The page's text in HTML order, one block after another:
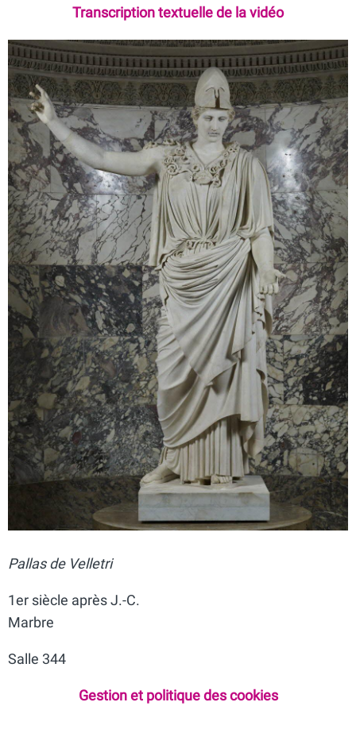
Transcription textuelle de la vidéo
Pallas de Velletri
1er siècle après J.-C.
Marbre
Salle 344
Gestion et politique des cookies